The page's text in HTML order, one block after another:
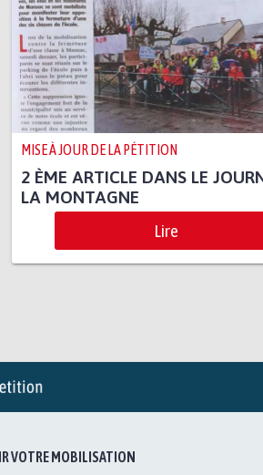
MISE À JOUR DE LA PÉTITION
2 ÈME ARTICLE DANS LE
LA MONTAGNE
Lire
VOTRE MOBILISATION